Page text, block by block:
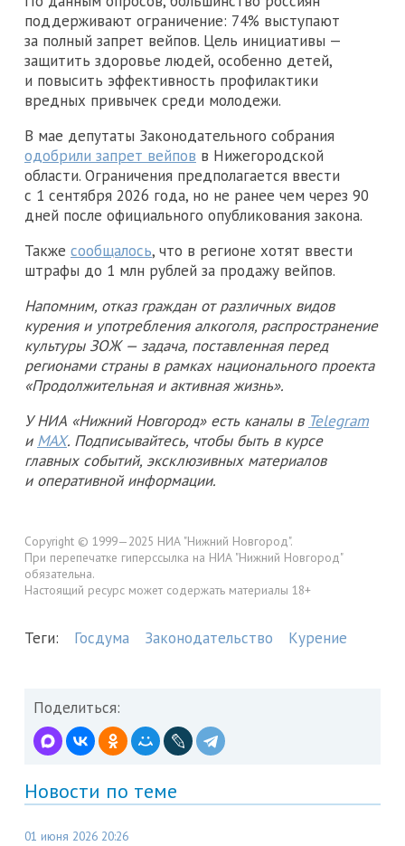
поддерживают ограничение: 74% выступают
за полный запрет вейпов. Цель инициативы —
защитить здоровье людей, особенно детей,
и повысить эффективность профилактики
вредных привычек среди молодежи.
В мае депутаты Законодательного собрания
одобрили запрет вейпов в Нижегородской
области. Ограничения предполагается ввести
с 1 сентября 2026 года, но не ранее чем через 90
дней после официального опубликования закона.
Также сообщалось, что в регионе хотят ввести
штрафы до 1 млн рублей за продажу вейпов.
Напомним, отказ граждан от различных видов
курения и употребления алкоголя, распространение
культуры ЗОЖ — задача, поставленная перед
регионами страны в рамках национального проекта
«Продолжительная и активная жизнь».
У НИА «Нижний Новгород» есть каналы в Telegram
и MAX. Подписывайтесь, чтобы быть в курсе
главных событий, эксклюзивных материалов
и оперативной информации.
Copyright © 1999—2025 НИА "Нижний Новгород".
При перепечатке гиперссылка на НИА "Нижний Новгород"
обязательна.
Настоящий ресурс может содержать материалы 18+
Теги: Госдума Законодательство Курение
Поделиться:
Новости по теме
01 июня 2026 20:26